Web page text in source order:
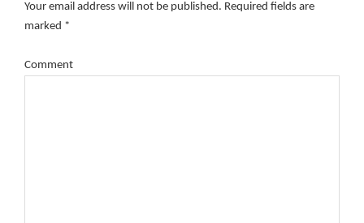
Your email address will not be published. Required fields are
marked *
Comment